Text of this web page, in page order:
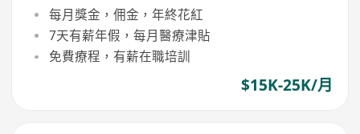
每月獎金，佣金，年終花紅
7天有薪年假，每月醫療津貼
免費療程，有薪在職培訓
$15K-25K/月